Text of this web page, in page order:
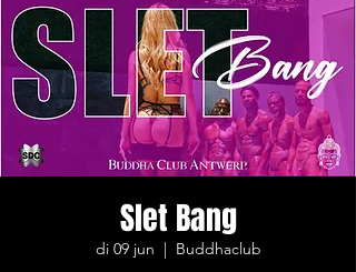
Slet Bang
di 09 jun
  |
Buddhaclub